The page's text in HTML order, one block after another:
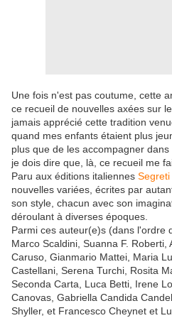
Une fois n'est pas coutume, cette
ce recueil de nouvelles axées sur
jamais apprécié cette tradition
quand mes enfants étaient plus
plus que de les accompagner
je dois dire que, là, ce recueil me
Paru aux éditions italiennes
nouvelles variées, écrites par
son style, chacun avec son
déroulant à diverses époques.
Parmi ces auteur(e)s (dans l'ordre
Marco Scaldini, Suanna F.
Caruso, Gianmario Mattei, Maria
Castellani, Serena Turchi, Rosita
Seconda Carta, Luca Betti, Irene
Canovas, Gabriella Candida
Shyller, et Francesco Cheynet et